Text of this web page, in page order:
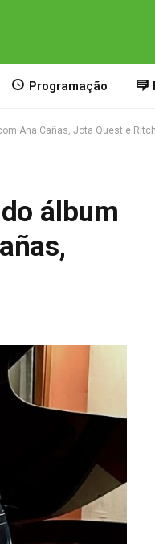
Programação
Ana Cañas, Jota Quest e
álbum